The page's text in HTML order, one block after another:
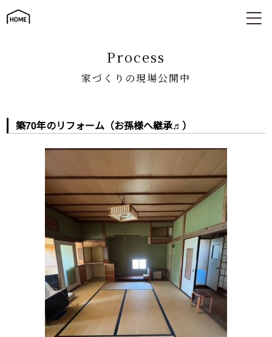
家づくりの現場公開中
process
家づくりの現場公開中
築70年のリフォーム（お孫様へ継承♬）